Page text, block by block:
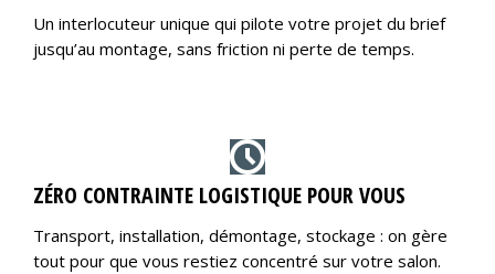
Un interlocuteur unique qui pilote votre projet du brief
jusqu’au montage, sans friction ni perte de temps.
ZÉRO CONTRAINTE LOGISTIQUE POUR VOUS
Transport, installation, démontage, stockage : on gère
tout pour que vous restiez concentré sur votre salon.